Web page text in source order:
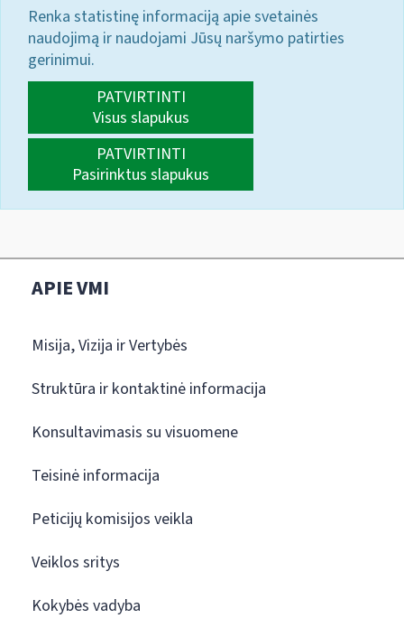
Renka statistinę informaciją apie svetainės
naudojimą ir naudojami Jūsų naršymo patirties
gerinimui.
PATVIRTINTI
Visus slapukus
PATVIRTINTI
Pasirinktus slapukus
APIE VMI
Misija, Vizija ir Vertybės
Struktūra ir kontaktinė informacija
Konsultavimasis su visuomene
Teisinė informacija
Peticijų komisijos veikla
Veiklos sritys
Kokybės vadyba